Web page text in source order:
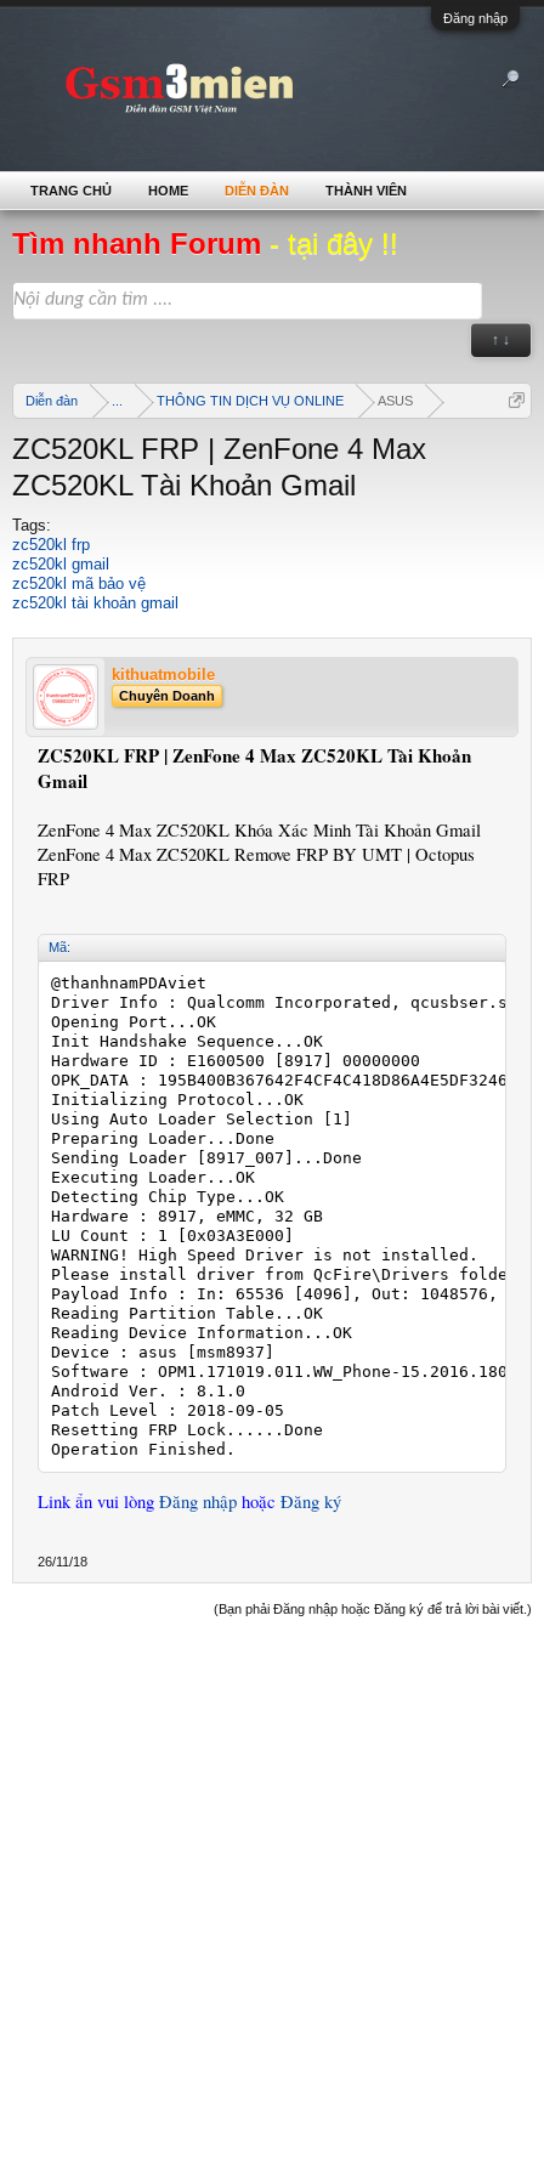
Đăng nhập
Tìm nhanh Forum - tại đây !!
↑ ↓
Diễn đàn THÔNG TIN DỊCH VỤ ONLINE ASUS
ZC520KL FRP | ZenFone 4 Max
ZC520KL Tài Khoản Gmail
Tags:
zc520kl frp
zc520kl gmail
zc520kl mã bảo vệ
zc520kl tài khoản gmail
kithuatmobile
Chuyên Doanh
ZC520KL FRP | ZenFone 4 Max ZC520KL Tài Khoản
Gmail
ZenFone 4 Max ZC520KL Khóa Xác Minh Tài Khoản Gmail
ZenFone 4 Max ZC520KL Remove FRP BY UMT | Octopus
FRP
Mã:
@thanhnamPDAviet
Driver Info : Qualcomm Incorporated,
Opening Port...OK
Init Handshake Sequence...OK
Hardware ID : E1600500 [8917] 00000000
OPK_DATA :
Initializing Protocol...OK
Using Auto Loader Selection [1]
Preparing Loader...Done
Sending Loader [8917_007]...Done
Executing Loader...OK
Detecting Chip Type...OK
Hardware : 8917, eMMC, 32 GB
LU Count : 1 [0x03A3E000]
WARNING! High Speed Driver is not installed.
Please install driver from QcFire\Drivers folder
Payload Info : In: 65536 [4096], Out: 1048576,
Reading Partition Table...OK
Reading Device Information...OK
Device : asus [msm8937]
Software : OPM1.171019.011.WW_Phone-
Android Ver. : 8.1.0
Patch Level : 2018-09-05
Resetting FRP Lock......Done
Operation Finished.
Link ẩn vui lòng Đăng nhập hoặc Đăng ký
26/11/18
(Bạn phải Đăng nhập hoặc Đăng ký để trả lời bài viết.)
TRANG CHỦ HOME DIỄN ĐÀN THÀNH VIÊN